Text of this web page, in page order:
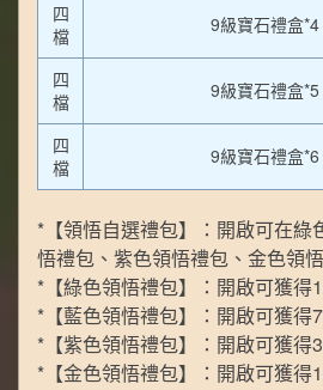
四
檔
9級寶石禮盒*4
四
檔
9級寶石禮盒*5
四
檔
9級寶石禮盒*6
*【領悟自選禮包】：開啟可在綠
悟禮包、紫色領悟禮包、金色領
*【綠色領悟禮包】：開啟可獲得
*【藍色領悟禮包】：開啟可獲得
*【紫色領悟禮包】：開啟可獲得
*【金色領悟禮包】：開啟可獲得